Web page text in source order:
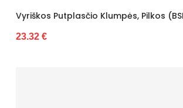
Vyriškos Putplasčio Klumpės, Pilkos
23.32 €